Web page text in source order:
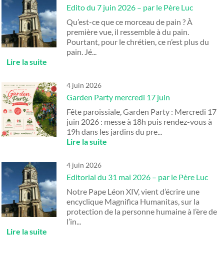
Edito du 7 juin 2026 – par le Père Luc
Qu’est-ce que ce morceau de pain ? À
première vue, il ressemble à du pain.
Pourtant, pour le chrétien, ce n’est plus du
pain. Jé...
4 juin 2026
Garden Party mercredi 17 juin
Fête paroissiale, Garden Party : Mercredi 17
juin 2026 : messe à 18h puis rendez-vous à
19h dans les jardins du pre...
4 juin 2026
Editorial du 31 mai 2026 – par le Père Luc
Notre Pape Léon XIV, vient d’écrire une
encyclique Magnifica Humanitas, sur la
protection de la personne humaine à l’ère de
l’in...